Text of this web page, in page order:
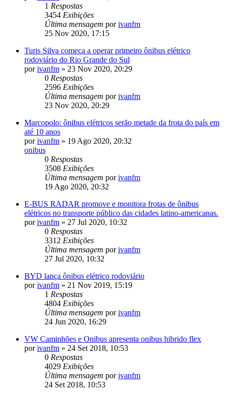
1 Respostas
3454 Exibições
Última mensagem porivanfm
25 Nov 2020, 17:15
Turis Silva começa a operar primeiro ônibus elétrico
rodoviário do Rio Grande do Sul
porivanfm » 23 Nov 2020, 20:29
0 Respostas
2596 Exibições
Última mensagem porivanfm
23 Nov 2020, 20:29
Marcopolo: ônibus elétricos serão metade da frota do país em
até 10 anos
porivanfm » 19 Ago 2020, 20:32
onibus
0 Respostas
3508 Exibições
Última mensagem porivanfm
19 Ago 2020, 20:32
E-BUS RADAR promove e monitora frotas de ônibus
elétricos no transporte público das cidades latino-americanas.
porivanfm » 27 Jul 2020, 10:32
0 Respostas
3312 Exibições
Última mensagem porivanfm
27 Jul 2020, 10:32
BYD lança ônibus elétrico rodoviário
porivanfm » 21 Nov 2019, 15:19
1 Respostas
4804 Exibições
Última mensagem porivanfm
24 Jun 2020, 16:29
VW Caminhões e Onibus apresenta onibus hibrido flex
porivanfm » 24 Set 2018, 10:53
0 Respostas
4029 Exibições
Última mensagem porivanfm
24 Set 2018, 10:53